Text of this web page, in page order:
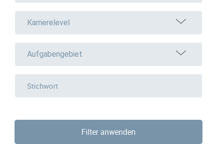
Karrierelevel
Aufgabengebiet
Filter anwenden